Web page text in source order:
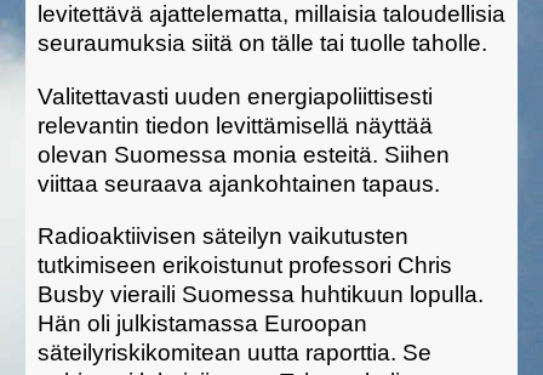
levitettävä ajattelematta, millaisia taloudellisia
seuraumuksia siitä on tälle tai tuolle taholle.
Valitettavasti uuden energiapoliittisesti
relevantin tiedon levittämisellä näyttää
olevan Suomessa monia esteitä. Siihen
viittaa seuraava ajankohtainen tapaus.
Radioaktiivisen säteilyn vaikutusten
tutkimiseen erikoistunut professori Chris
Busby vieraili Suomessa huhtikuun lopulla.
Hän oli julkistamassa Euroopan
säteilyriskikomitean uutta raporttia. Se